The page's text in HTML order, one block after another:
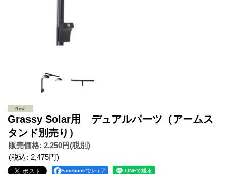
Grassy Solar用 デュアルパーツ（アームス
タンド別売り）
販売価格: 2,250円(税別)
(税込: 2,475円)
Facebookでシェア